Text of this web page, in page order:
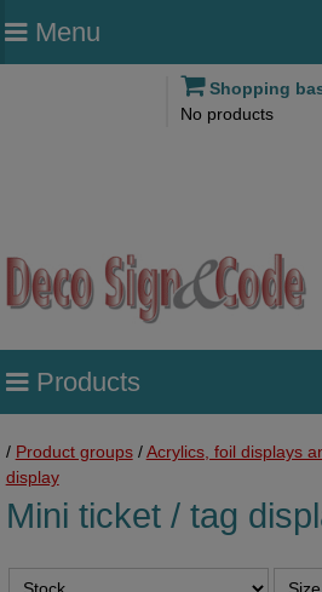
Menu
Shopping
No products
Products
/ Product groups/Acrylics, foil displays
display
Mini ticket / tag